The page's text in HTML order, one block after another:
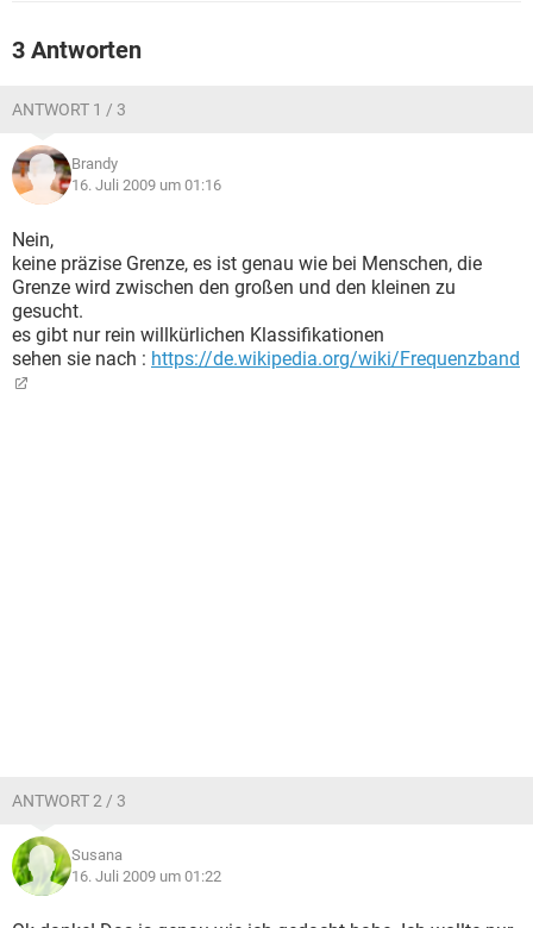
3 Antworten
ANTWORT 1 / 3
Brandy
16. Juli 2009 um 01:16
Nein,
keine präzise Grenze, es ist genau wie bei Menschen, die
Grenze wird zwischen den großen und den kleinen zu
gesucht.
es gibt nur rein willkürlichen Klassifikationen
sehen sie nach : https://de.wikipedia.org/wiki/Frequenzband
ANTWORT 2 / 3
Susana
16. Juli 2009 um 01:22